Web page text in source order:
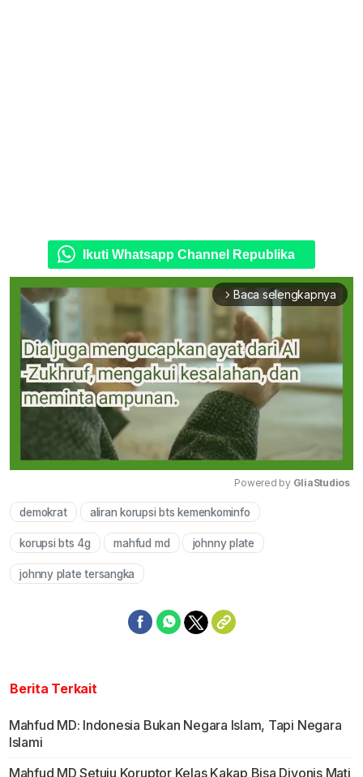
Ikuti Whatsapp Channel Republika
arrow_forward_ios Baca selengkapnya
Powered by GliaStudios
demokrat aliran korupsi bts kemenkominfo
korupsi bts 4g mahfud md johnny plate
johnny plate tersangka
Berita Terkait
Mahfud MD: Indonesia Bukan Negara Islam, Tapi Negara
Islami
Mahfud MD Setuju Koruptor Kelas Kakap Bisa Divonis Mati